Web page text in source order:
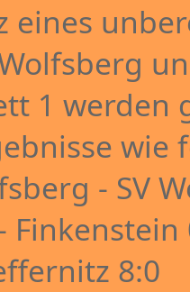
eines
1 werden
- SV
Finkenstein
8:0